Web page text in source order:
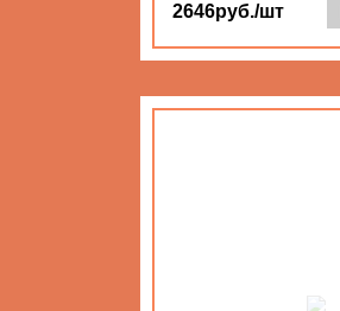
2646руб./шт